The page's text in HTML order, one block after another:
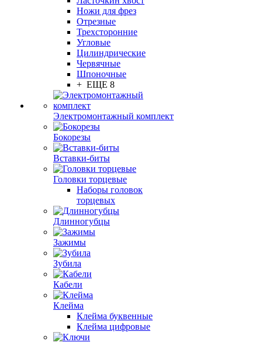
Ножи для фрез
Отрезные
Трехсторонние
Угловые
Цилиндрические
Червячные
Шпоночные
+ ЕЩЕ 8
Электромонтажный комплект
Бокорезы
Вставки-биты
Головки торцевые
Наборы головок
торцевых
Длинногубцы
Зажимы
Зубила
Кабели
Клейма
Клейма буквенные
Клейма цифровые